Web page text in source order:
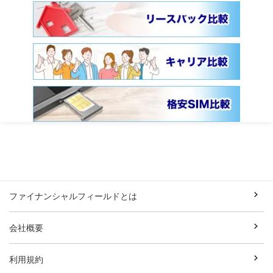
ファイナンシャルフィールドとは
会社概要
利用規約